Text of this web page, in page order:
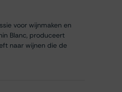
voor wijnmaken en
Blanc, produceert
naar wijnen die de